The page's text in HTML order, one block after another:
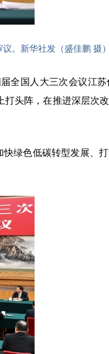
。新华社发（盛佳鹏 摄）
全国人大三次会议江
头阵，在推进深层次
绿色低碳转型发展、